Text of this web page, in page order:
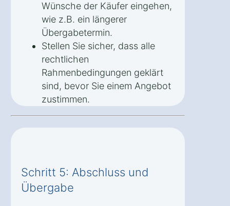
Wünsche der Käufer eingehen,
wie z.B. ein längerer
Übergabetermin.
Stellen Sie sicher, dass alle
rechtlichen
Rahmenbedingungen geklärt
sind, bevor Sie einem Angebot
zustimmen.
Schritt 5: Abschluss und
Übergabe